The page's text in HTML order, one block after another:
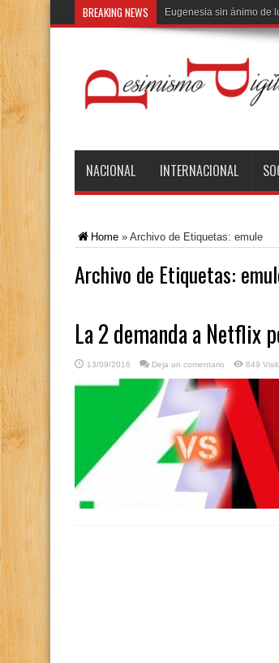
BREAKING NEWS El
NACIONAL INTERNACIONAL
Home » Archivo de Etiquetas: emule
Archivo de Etiquetas:
La 2 demanda a Netflix
13/09/2016 Deja un comentario 849